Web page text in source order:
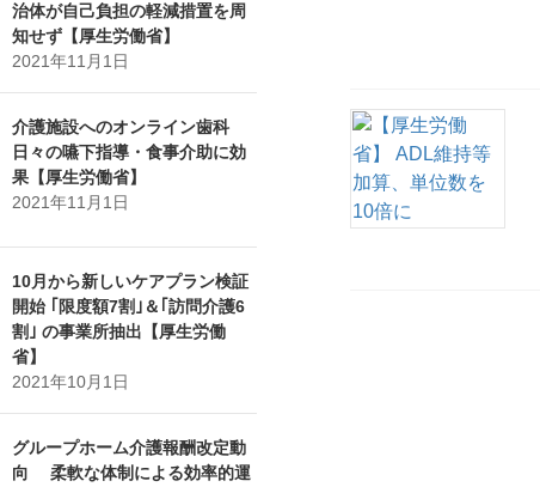
治体が自己負担の軽減措置を周
知せず【厚生労働省】
2021年11月1日
介護施設へのオンライン歯科
日々の嚥下指導・食事介助に効
果【厚生労働省】
2021年11月1日
10月から新しいケアプラン検証
開始 ｢限度額7割｣＆｢訪問介護6
割｣ の事業所抽出【厚生労働
省】
2021年10月1日
グループホーム介護報酬改定動
向 柔軟な体制による効率的運